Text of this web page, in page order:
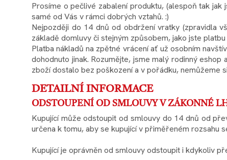
Prosíme o pečlivé zabalení produktu, (alespoň tak
samé od Vás v rámci dobrých vztahů. :)
Nejpozději do 14 dnů od obdržení vratky (zpravidla
základě domluvy či stejným způsobem, jako jste
Platba nákladů na zpětné vrácení ať už osobním
dohodnuto jinak. Rozumějte, jsme malý rodinný
zboží dostalo bez poškození a v pořádku, nemůžeme
DETAILNÍ INFORMACE
ODSTOUPENÍ OD SMLOUVY V ZÁKONNÉ
Kupující může odstoupit od smlouvy do 14 dnů od
určena k tomu, aby se kupující v přiměřeném rozsahu
Kupující je oprávněn od smlouvy odstoupit i kdykoliv